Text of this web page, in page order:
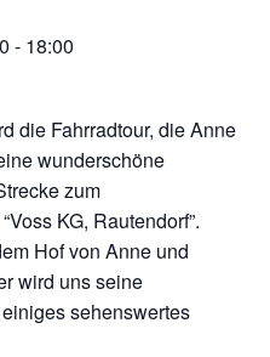
- 18:00
die Fahrradtour, die Anne
wunderschöne
zum
KG, Rautendorf”.
Hof von Anne und
wird uns seine
sehenswertes